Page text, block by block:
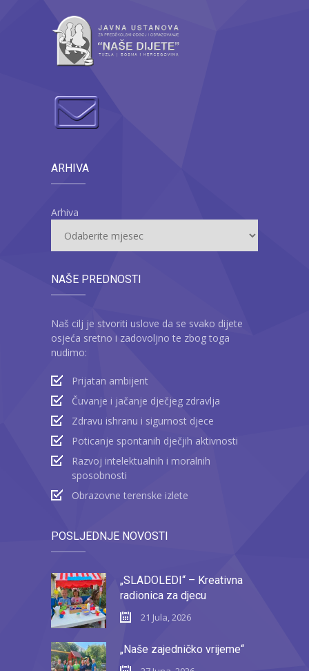
ARHIVA
Arhiva
NAŠE PREDNOSTI
Naš cilj je stvoriti uslove da se svako dijete
osjeća sretno i zadovoljno te zbog toga
nudimo:
Prijatan ambijent
Čuvanje i jačanje dječjeg zdravlja
Zdravu ishranu i sigurnost djece
Poticanje spontanih dječjih aktivnosti
Razvoj intelektualnih i moralnih
sposobnosti
Obrazovne terenske izlete
POSLJEDNJE NOVOSTI
„SLADOLEDI“ – Kreativna
radionica za djecu
21 Jula, 2026
„Naše zajedničko vrijeme“